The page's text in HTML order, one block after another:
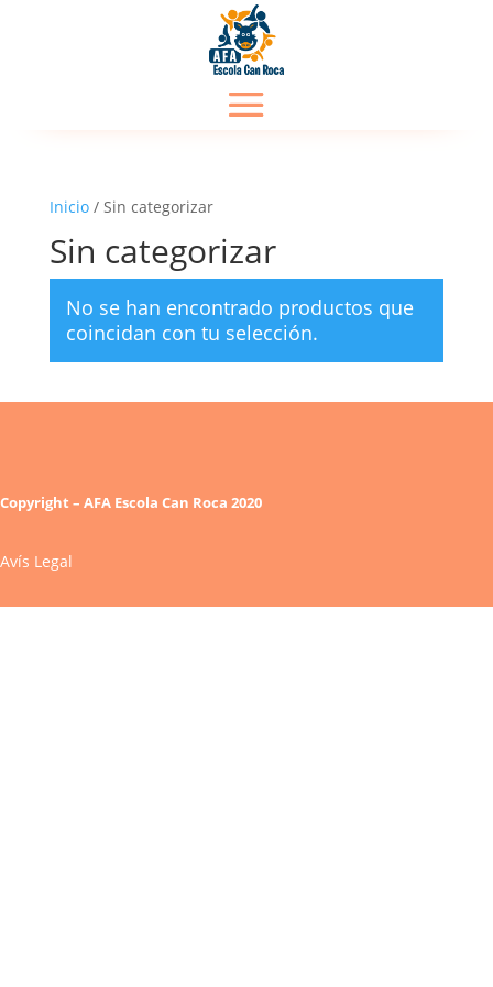
Inicio/ Sin categorizar
Sin categorizar
No se han encontrado productos que
coincidan con tu selección.
Copyright – AFA Escola Can Roca 2020
Avís Legal